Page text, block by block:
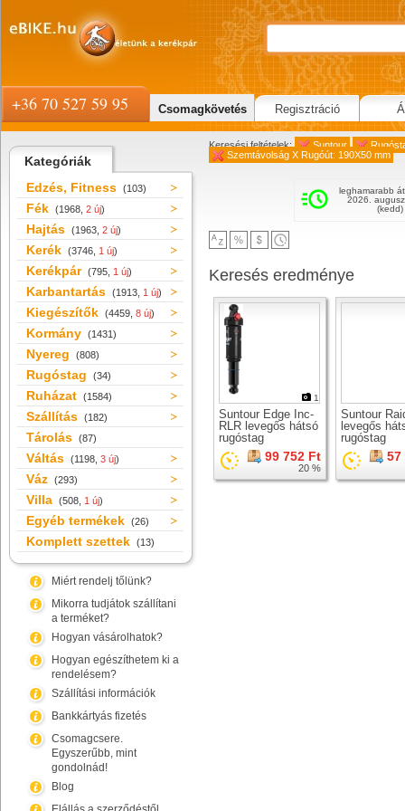
Kategóriák
Edzés, Fitness (103)
Fék (1968, 2 új)
Hajtás (1963, 2 új)
Kerék (3746, 1 új)
Kerékpár (795, 1 új)
Karbantartás (1913, 1 új)
Kiegészítők (4459, 8 új)
Kormány (1431)
Nyereg (808)
Rugóstag (34)
Ruházat (1584)
Szállítás (182)
Tárolás (87)
Váltás (1198, 3 új)
Váz (293)
Villa (508, 1 új)
Egyéb termékek (26)
Komplett szettek (13)
Miért rendelj tőlünk?
Mikorra tudjátok szállítani
a terméket?
Hogyan vásárolhatok?
Hogyan egészíthetem ki a
rendelésem?
Szállítási információk
Bankkártyás fizetés
Csomagcsere.
Egyszerűbb, mint
gondolnád!
Blog
Keresési feltételek: Suntour
Szemtávolság X Rugóút: 190X50 mm
leghamarabb
2026.
(kedd)
Keresés eredménye
1
Suntour Edge Inc-
RLR levegős hátsó
rugóstag
99 752 Ft
20 %
Suntour
levegős
rugóstag
57
+36 70 527 59 95 Csomagkövetés Regisztráció